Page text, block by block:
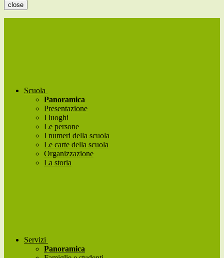
close
Scuola
Panoramica
Presentazione
I luoghi
Le persone
I numeri della scuola
Le carte della scuola
Organizzazione
La storia
Servizi
Panoramica